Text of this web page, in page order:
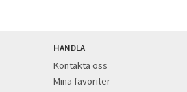
HANDLA
Kontakta oss
Mina favoriter